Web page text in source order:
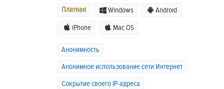
Платная Windows Android
iPhone Mac OS
Анонимность
Анонимное использование сети Интернет
Сокрытие своего IP-адреса